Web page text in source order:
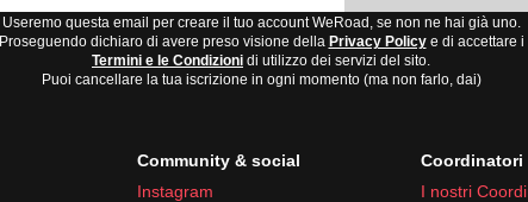
Useremo questa email per creare il tuo account WeRoad, se non ne hai già uno.
Proseguendo dichiaro di avere preso visione della Privacy Policye di accettare i
Termini e le Condizioni di utilizzo dei servizi del sito.
Puoi cancellare la tua iscrizione in ogni momento (ma non farlo, dai)
Community & social
Instagram
Coordinatori
I nostri